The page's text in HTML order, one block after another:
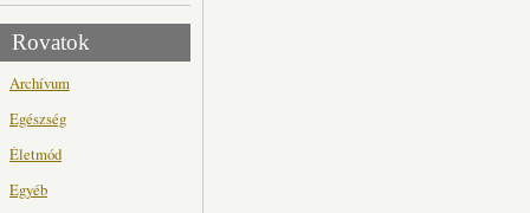
Rovatok
Archívum
Egészség
Életmód
Egyéb